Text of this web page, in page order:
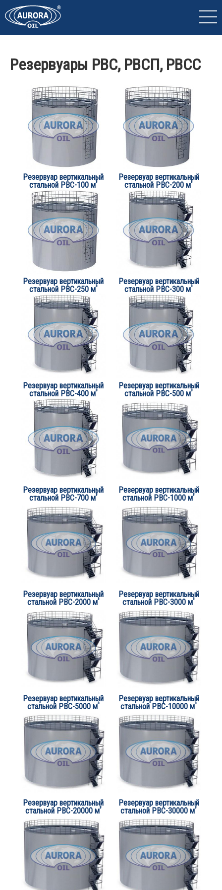
Резервуары РВС, РВСП, РВСС
Резервуар вертикальный
стальной РВС-100 м³
Резервуар вертикальный
стальной РВС-200 м³
Резервуар вертикальный
стальной РВС-250 м³
Резервуар вертикальный
стальной РВС-300 м³
Резервуар вертикальный
стальной РВС-400 м³
Резервуар вертикальный
стальной РВС-500 м³
Резервуар вертикальный
стальной РВС-700 м³
Резервуар вертикальный
стальной РВС-1000 м³
Резервуар вертикальный
стальной РВС-2000 м³
Резервуар вертикальный
стальной РВС-3000 м³
Резервуар вертикальный
стальной РВС-5000 м³
Резервуар вертикальный
стальной РВС-10000 м³
Резервуар вертикальный
стальной РВС-20000 м³
Резервуар вертикальный
стальной РВС-30000 м³